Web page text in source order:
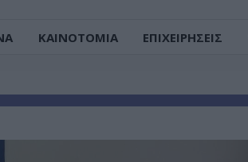
ΚΑΙΝΟΤΟΜΙΑ ΕΠΙΧΕΙΡΗΣΕΙΣ